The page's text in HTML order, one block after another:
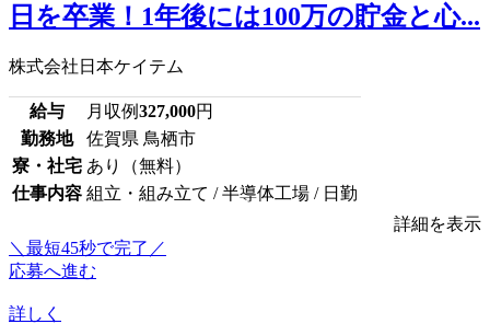
日を卒業！1年後には100万の貯金と心...
株式会社日本ケイテム
給与 月収例327,000円
勤務地
佐賀県 鳥栖市
寮・社宅 あり（無料）
仕事内容 組立・組み立て / 半導体工場 / 日勤
詳細を表示
＼最短45秒で完了／
応募へ進む
詳しく